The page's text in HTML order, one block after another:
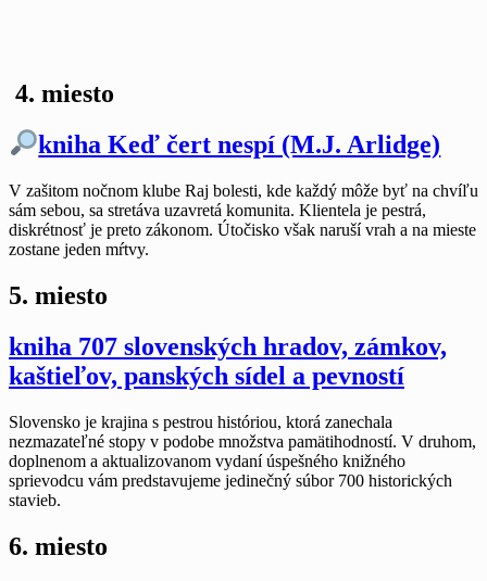
4. miesto
kniha Keď čert nespí (M.J. Arlidge)
V zašitom nočnom klube Raj bolesti, kde každý môže byť na chvíľu
sám sebou, sa stretáva uzavretá komunita. Klientela je pestrá,
diskrétnosť je preto zákonom. Útočisko však naruší vrah a na mieste
zostane jeden mŕtvy.
5. miesto
kniha 707 slovenských hradov, zámkov,
kaštieľov, panských sídel a pevností
Slovensko je krajina s pestrou históriou, ktorá zanechala
nezmazateľné stopy v podobe množstva pamätihodností. V druhom,
doplnenom a aktualizovanom vydaní úspešného knižného
sprievodcu vám predstavujeme jedinečný súbor 700 historických
stavieb.
6. miesto